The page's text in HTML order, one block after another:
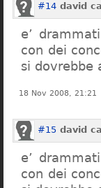
#14 david
e’
con dei
si dovrebbe
18 Nov 2008, 21:21
#15 david
e’
con dei